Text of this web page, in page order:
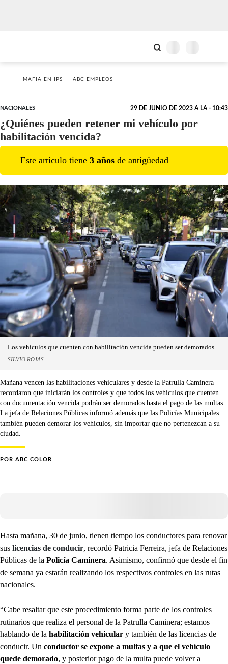
MAFIA EN IPS ABC EMPLEOS
NACIONALES 29 DE JUNIO DE 2023 A LA - 10:43
¿Quiénes pueden retener mi vehículo por
habilitación vencida?
Este artículo tiene 3 años de antigüedad
Los vehículos que cuenten con habilitación vencida pueden ser demorados.
SILVIO ROJAS
Mañana vencen las habilitaciones vehiculares y desde la Patrulla Caminera
recordaron que iniciarán los controles y que todos los vehículos que cuenten
con documentación vencida podrán ser demorados hasta el pago de las multas.
La jefa de Relaciones Públicas informó además que las Policías Municipales
también pueden demorar los vehículos, sin importar que no pertenezcan a su
ciudad.
POR ABC COLOR
Hasta mañana, 30 de junio, tienen tiempo los conductores para renovar
sus licencias de conducir, recordó Patricia Ferreira, jefa de Relaciones
Públicas de la Policía Caminera. Asimismo, confirmó que desde el fin
de semana ya estarán realizando los respectivos controles en las rutas
nacionales.
“Cabe resaltar que este procedimiento forma parte de los controles
rutinarios que realiza el personal de la Patrulla Caminera; estamos
hablando de la habilitación vehicular y también de las licencias de
conducir. Un conductor se expone a multas y a que el vehículo
quede demorado, y posterior pago de la multa puede volver a